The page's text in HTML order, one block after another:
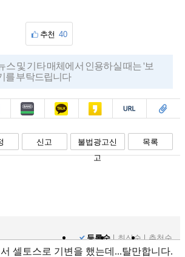
추천 40
스 및 기타 매체에서 인용하실 때는 '보
를 부탁드립니다
밴드 카톡 카스 복사 스크랩
신고
불법광고신
고
목록
등록순
최신순 추천순
셀토스로 기변을 했는데...탈만합니다.